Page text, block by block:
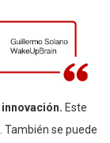
Este
También se puede